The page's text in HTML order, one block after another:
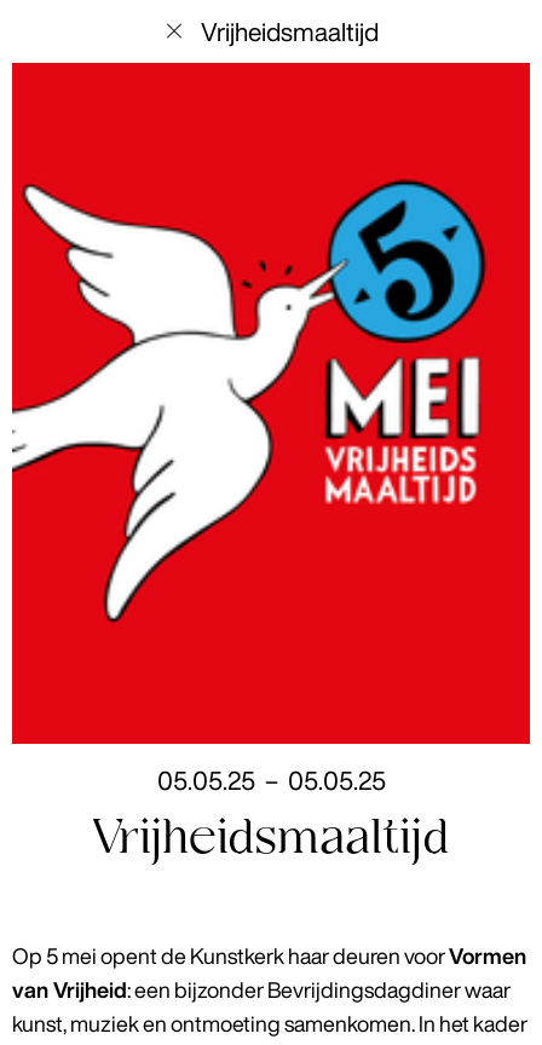
Vrijheidsmaaltijd
05. 05. 25– 05. 05. 25
Vrijheidsmaaltijd
Op 5 mei opent de Kunstkerk haar deuren voorVormen
van Vrijheid: een bijzonder Bevrijdingsdagdiner waar
kunst, muziek en ontmoeting samenkomen. In het kader